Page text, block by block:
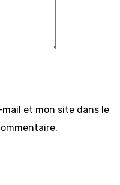
et mon site dans le